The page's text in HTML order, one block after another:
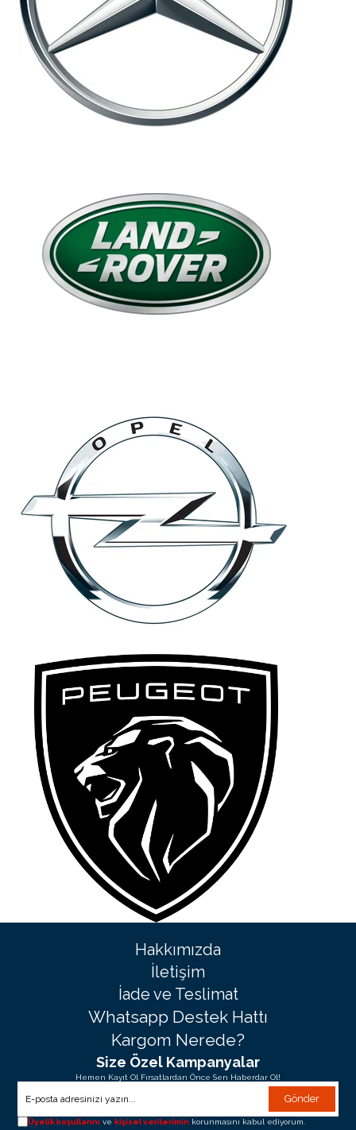
Hakkımızda
İletişim
İade ve Teslimat
Whatsapp Destek Hattı
Kargom Nerede?
Size Özel Kampanyalar
Hemen Kayıt Ol Fırsatlardan Önce Sen Haberdar Ol!
Gönder
Üyelik koşullarını vekişisel verilerimin korunmasını kabul ediyorum.